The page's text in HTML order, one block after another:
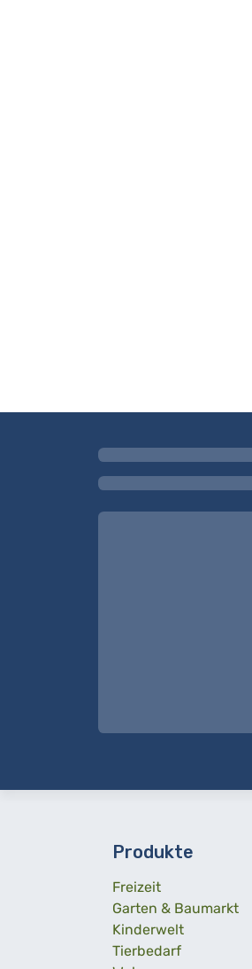
Produkte
Freizeit
Garten & Baumarkt
Kinderwelt
Tierbedarf